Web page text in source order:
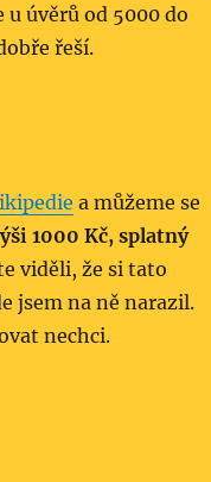
úvěrů od 5000 do
řeší.
a můžeme se
1000 Kč, splatný
viděli, že si tato
jsem na ně narazil.
nechci.